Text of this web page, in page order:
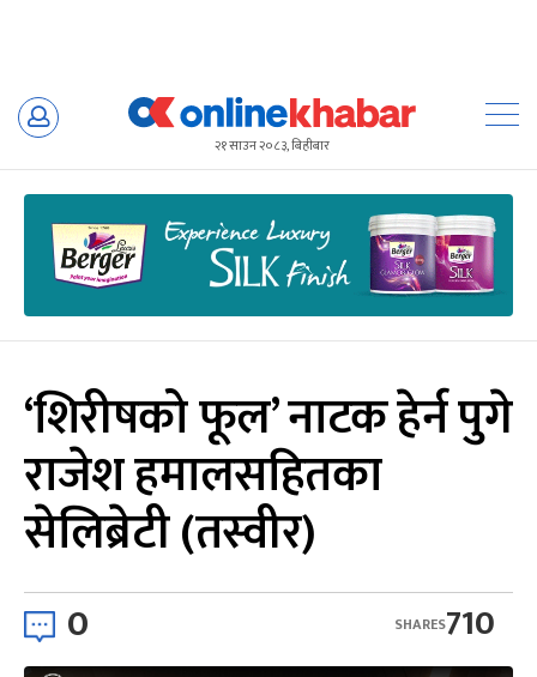
Skip
२१ साउन २०८३, बिहीबार
‘शिरीषको फूल’ नाटक हेर्न पुगे
राजेश हमालसहितका
सेलिब्रेटी (तस्वीर)
0 710
SHARES